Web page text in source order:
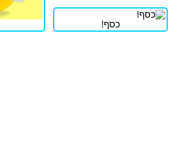
כסף!